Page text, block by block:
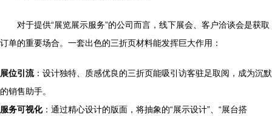
对于提供“展览展示服务”的公司而言，线下展会、客户洽谈会是获取
订单的重要场合。一套出色的三折页材料能发挥巨大作用：
展位引流：设计独特、质感优良的三折页能吸引访客驻足取阅，成为沉默
的销售助手。
服务可视化：通过精心设计的版面，将抽象的“展示设计”、“展台搭